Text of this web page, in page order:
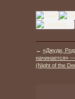
← «Джуди,
начинается»
(Night of the